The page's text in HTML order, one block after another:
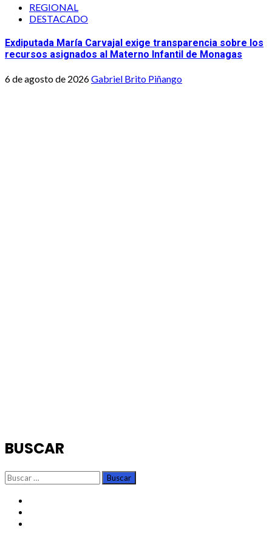
REGIONAL
DESTACADO
Exdiputada María Carvajal exige transparencia sobre los
recursos asignados al Materno Infantil de Monagas
6 de agosto de 2026Gabriel Brito Piñango
BUSCAR
Buscar: